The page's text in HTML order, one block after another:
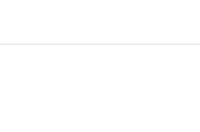
dan Berkelanjutan